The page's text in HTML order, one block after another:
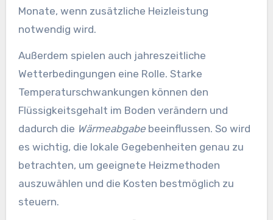
Monate, wenn zusätzliche Heizleistung
notwendig wird.
Außerdem spielen auch jahreszeitliche
Wetterbedingungen eine Rolle. Starke
Temperaturschwankungen können den
Flüssigkeitsgehalt im Boden verändern und
dadurch die Wärmeabgabebeeinflussen. So wird
es wichtig, die lokale Gegebenheiten genau zu
betrachten, um geeignete Heizmethoden
auszuwählen und die Kosten bestmöglich zu
steuern.